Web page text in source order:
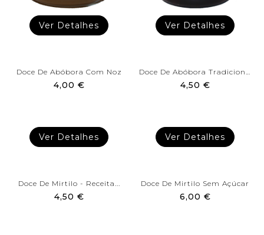
Ver Detalhes Ver Detalhes
Doce De Abóbora Com Noz
4,00 €
Ver Detalhes
Doce De Abóbora Tradicional
4,50 €
Ver Detalhes
Doce De Mirtilo - Receita...
4,50 €
Doce De Mirtilo Sem Açúcar
6,00 €